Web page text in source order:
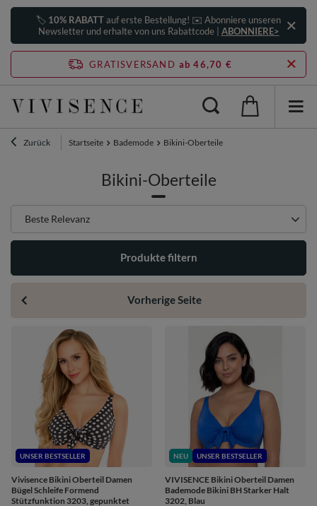
🏷️ 10% RABATTauf erste Bestellung! ✉️ Abonniere unseren
Newsletter und erhalte von uns Rabattcode | ABONNIERE>
GRATISVERSAND ab 46,70 €
Zurück Startseite Bademode Bikini-Oberteile
Bikini-Oberteile
Sortierung ändern
Beste Relevanz
Produkte filtern
Vorherige Seite
UNSER BESTSELLER
Vivisence Bikini Oberteil Damen
Bügel Schleife Formend
Stützfunktion 3203, gepunktet
NEU UNSER BESTSELLER
VIVISENCE Bikini Oberteil Damen
Bademode Bikini BH Starker Halt
3202, Blau